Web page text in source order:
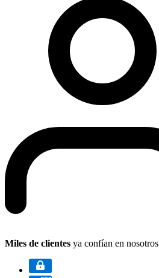
Miles de clientes ya confían en nosotros